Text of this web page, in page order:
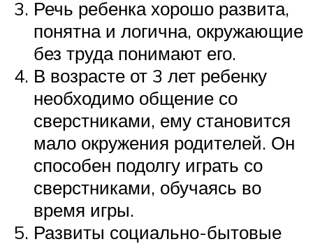
Речь ребенка хорошо развита,
понятна и логична, окружающие
без труда понимают его.
В возрасте от 3 лет ребенку
необходимо общение со
сверстниками, ему становится
мало окружения родителей. Он
способен подолгу играть со
сверстниками, обучаясь во
время игры.
Развиты социально-бытовые